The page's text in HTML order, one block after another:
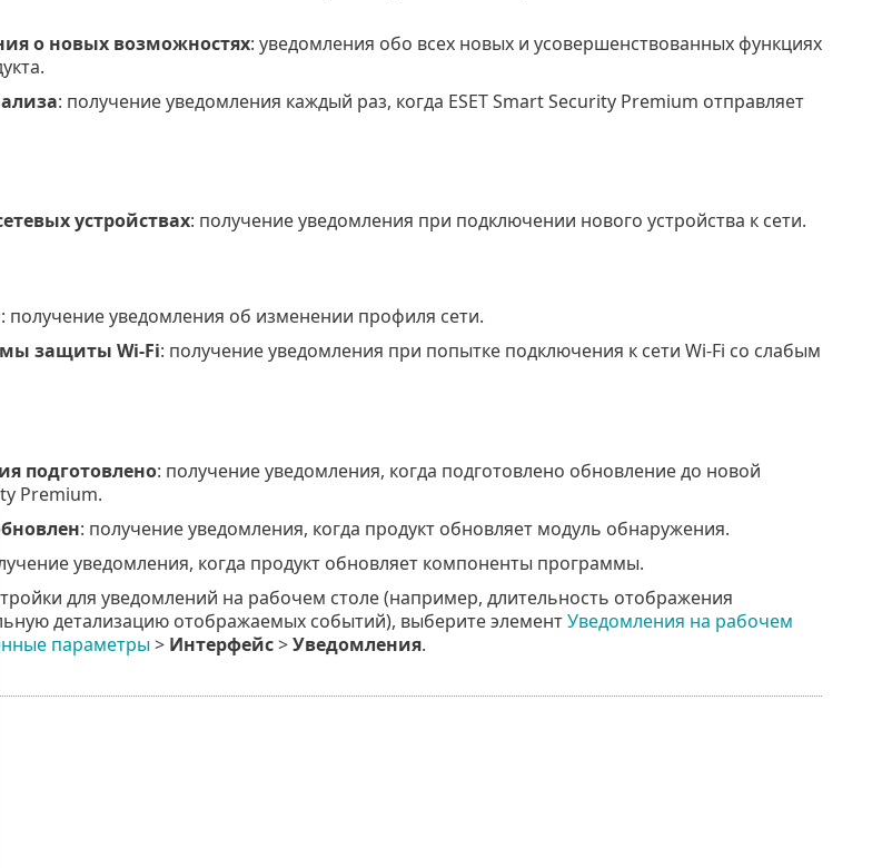
о новых возможностях: уведомления обо всех новых и усовершенствованных функциях
: получение уведомления каждый раз, когда ESET Smart Security Premium отправляет
устройствах: получение уведомления при подключении нового устройства к сети.
: получение уведомления об изменении профиля сети.
защиты Wi-Fi: получение уведомления при попытке подключения к сети Wi-Fi со слабым
подготовлено: получение уведомления, когда подготовлено обновление до новой
Premium.
: получение уведомления, когда продукт обновляет модуль обнаружения.
уведомления, когда продукт обновляет компоненты программы.
для уведомлений на рабочем столе (например, длительность отображения
детализацию отображаемых событий), выберите элементУведомления на рабочем
параметры> Интерфейс>Уведомления.